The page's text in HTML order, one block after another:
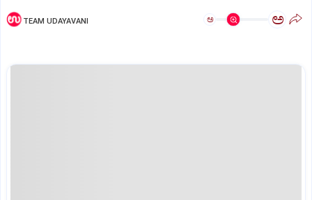
TEAM UDAYAVANI ಅ ಅ